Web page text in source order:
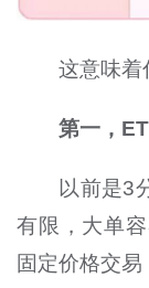
这意味着
第一，
以前是3
有限，大单
固定价格交